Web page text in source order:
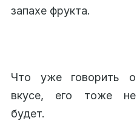
запахе фрукта.
Что уже говорить о
вкусе, его тоже не
будет.